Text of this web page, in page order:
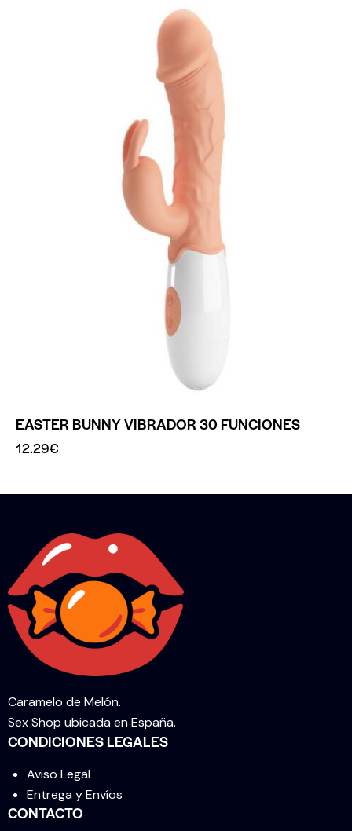
EASTER BUNNY VIBRADOR 30 FUNCIONES
12.29€
Caramelo de Melón.
Sex Shop ubicada en España.
CONDICIONES LEGALES
Aviso Legal
Entrega y Envíos
CONTACTO